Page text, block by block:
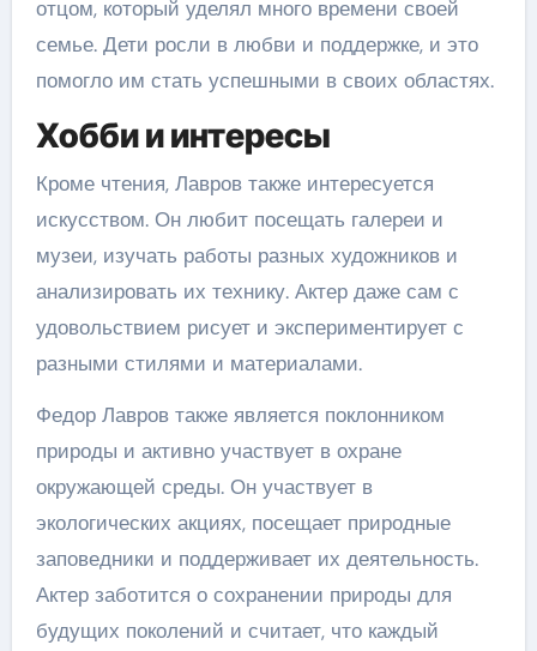
отцом, который уделял много времени своей
семье. Дети росли в любви и поддержке, и это
помогло им стать успешными в своих областях.
Хобби и интересы
Кроме чтения, Лавров также интересуется
искусством. Он любит посещать галереи и
музеи, изучать работы разных художников и
анализировать их технику. Актер даже сам с
удовольствием рисует и экспериментирует с
разными стилями и материалами.
Федор Лавров также является поклонником
природы и активно участвует в охране
окружающей среды. Он участвует в
экологических акциях, посещает природные
заповедники и поддерживает их деятельность.
Актер заботится о сохранении природы для
будущих поколений и считает, что каждый